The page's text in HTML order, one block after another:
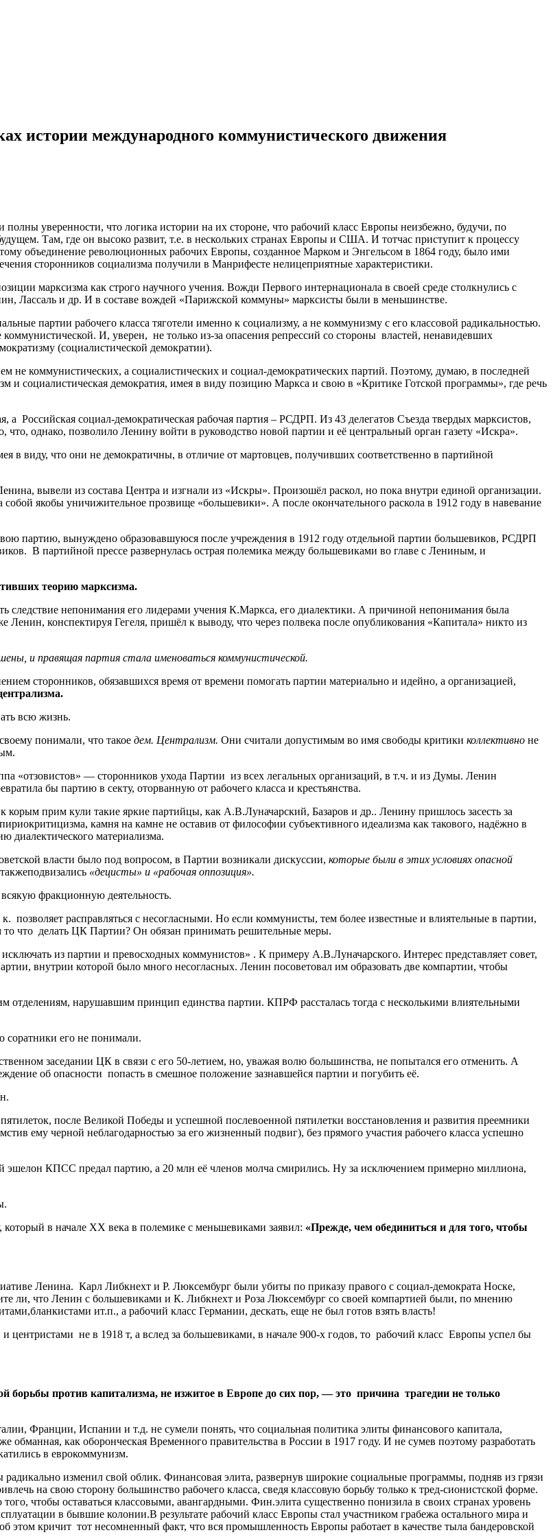
истории международного коммунистического движения
уверенности, что логика истории на их стороне, что рабочий класс Европы неизбежно, будучи, по
Там, где он высоко развит, т.е. в нескольких странах Европы и США. И тотчас приступит к процессу
объединение революционных рабочих Европы, созданное Марком и Энгельсом в 1864 году, было ими
сторонников социализма получили в Манрифесте нелицеприятные характеристики.
марксизма как строго научного учения. Вожди Первого интернационала в своей среде столкнулись с
Лассаль и др. И в составе вождей «Парижской коммуны» марксисты были в меньшинстве.
партии рабочего класса тяготели именно к социализму, а не коммунизму с его классовой радикальностью.
И, уверен, не только из-за опасения репрессий со стороны властей, ненавидевших
(социалистической демократии).
коммунистических, а социалистических и социал-демократических партий. Поэтому, думаю, в последней
и социалистическая демократия, имея в виду позицию Маркса и свою в «Критике Готской программы», где речь
Российская социал-демократическая рабочая партия – РСДРП. Из 43 делегатов Съезда твердых марксистов,
что, однако, позволило Ленину войти в руководство новой партии и её центральный орган газету «Искра».
виду, что они не демократичны, в отличие от мартовцев, получивших соответственно в партийной
вывели из состава Центра и изгнали из «Искры». Произошёл раскол, но пока внутри единой организации.
якобы уничижительное прозвище «большевики». А после окончательного раскола в 1912 году в навевание
партию, вынуждено образовавшуюся после учреждения в 1912 году отдельной партии большевиков, РСДРП
В партийной прессе развернулась острая полемика между большевиками во главе с Лениным, и
теорию марксизма.
следствие непонимания его лидерами учения К.Маркса, его диалектики. А причиной непонимания была
конспектируя Гегеля, пришёл к выводу, что через полвека после опубликования «Капитала» никто из
и правящая партия стала именоваться коммунистической.
сторонников, обязавшихся время от времени помогать партии материально и идейно, а организацией,
всю жизнь.
понимали, что такое дем. Централизм. Они считали допустимым во имя свободы критики коллективно не
«отзовистов» — сторонников ухода Партии из всех легальных организаций, в т.ч. и из Думы. Ленин
бы партию в секту, оторванную от рабочего класса и крестьянства.
прим кули такие яркие партийцы, как А.В.Луначарский, Базаров и др.. Ленину пришлось засесть за
камня на камне не оставив от философии субъективного идеализма как такового, надёжно в
диалектического материализма.
власти было под вопросом, в Партии возникали дискуссии, которые были в этих условиях опасной
«децисты» и «рабочая оппозиция».
фракционную деятельность.
позволяет расправляться с несогласными. Но если коммунисты, тем более известные и влиятельные в партии,
что делать ЦК Партии? Он обязан принимать решительные меры.
из партии и превосходных коммунистов» . К примеру А.В.Луначарского. Интерес представляет совет,
внутрии которой было много несогласных. Ленин посоветовал им образовать две компартии, чтобы
нарушавшим принцип единства партии. КПРФ рассталась тогда с несколькими влиятельными
его не понимали.
заседании ЦК в связи с его 50-летием, но, уважая волю большинства, не попытался его отменить. А
об опасности попасть в смешное положение зазнавшейся партии и погубить её.
после Великой Победы и успешной послевоенной пятилетки восстановления и развития преемники
ему черной неблагодарностью за его жизненный подвиг), без прямого участия рабочего класса успешно
КПСС предал партию, а 20 млн её членов молча смирились. Ну за исключением примерно миллиона,
в начале ХХ века в полемике с меньшевиками заявил: «Прежде, чем обединиться и для того, чтобы
Ленина. Карл Либкнехт и Р. Люксембург были убиты по приказу правого с социал-демократа Носке,
ли, что Ленин с большевиками и К. Либкнехт и Роза Люксембург со своей компартией были, по мнению
ит.п., а рабочий класс Германии, дескать, еще не был готов взять власть!
не в 1918 т, а вслед за большевиками, в начале 900-х годов, то рабочий класс Европы успел бы
против капитализма, не изжитое в Европе до сих пор, — это причина трагедии не только
Франции, Испании и т.д. не сумели понять, что социальная политика элиты финансового капитала,
как оборонческая Временного правительства в России в 1917 году. И не сумев поэтому разработать
в еврокоммунизм.
изменил свой облик. Финансовая элита, развернув широкие социальные программы, подняв из грязи
на свою сторону большинство рабочего класса, сведя классовую борьбу только к тред-сионистской форме.
чтобы оставаться классовыми, авангардными. Фин.элита существенно понизила в своих странах уровень
в бывшие колонии.В результате рабочий класс Европы стал участником грабежа остального мира и
этом кричит тот несомненный факт, что вся промышленность Европы работает в качестве тыла бандеровской